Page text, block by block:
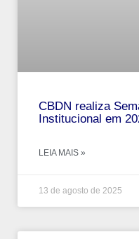
CBDN realiza
Institucional em
LEIA MAIS »
13 de agosto de 2025